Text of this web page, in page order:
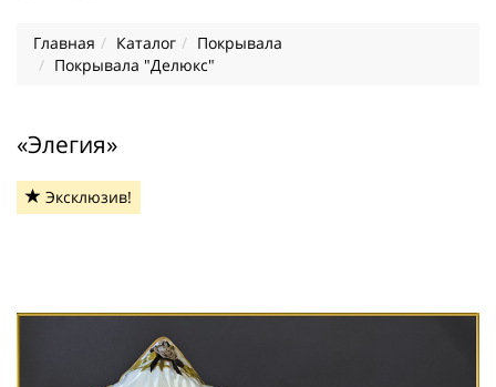
Главная Каталог
Покрывала
Покрывала "Делюкс"
«Элегия»
Эксклюзив!